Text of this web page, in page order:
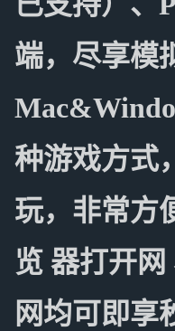
端，尽享模
种游戏方式
玩，非常方
览 器打开
网均可即享